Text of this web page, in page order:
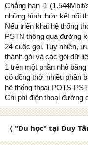
Chẳng hạn -1
những hình thức kết nối
Nếu triển khai hệ thống
PSTN thông qua đường
24 cuộc gọi. Tuy nhiên,
thành gói và các gói dữ
1 trên một phần nhỏ
có đồng thời nhiều phần
hệ thống thoại POTS-
Chi phí điện thoại đường
〈 "Du học" tại Duy